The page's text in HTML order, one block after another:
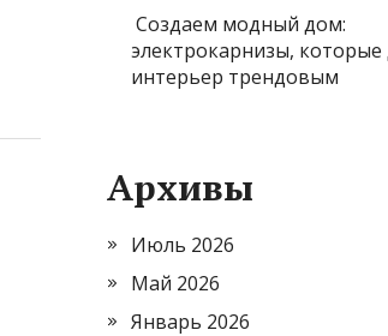
Создаем модный дом:
электрокарнизы,
интерьер трендовым
Архивы
Июль 2026
Май 2026
Январь 2026